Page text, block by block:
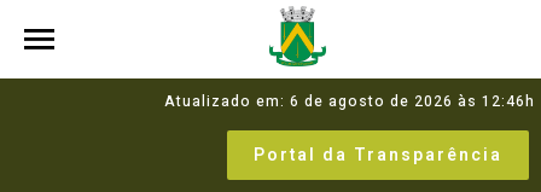
Atualizado em: 6 de agosto de 2026 às 12:46h
Portal da Transparência